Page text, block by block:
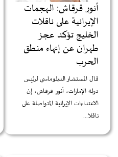
أنور قرقاش: الهجمات
الإيرانية على ناقلات
الخليج تؤكد عجز
طهران عن إنهاء منطق
الحرب
قال المستشار الدبلوماسي لرئيس
دولة الإمارات، أنور قرقاش، إن
الاعتداءات الإيرانية المتواصلة على
ناقلا...